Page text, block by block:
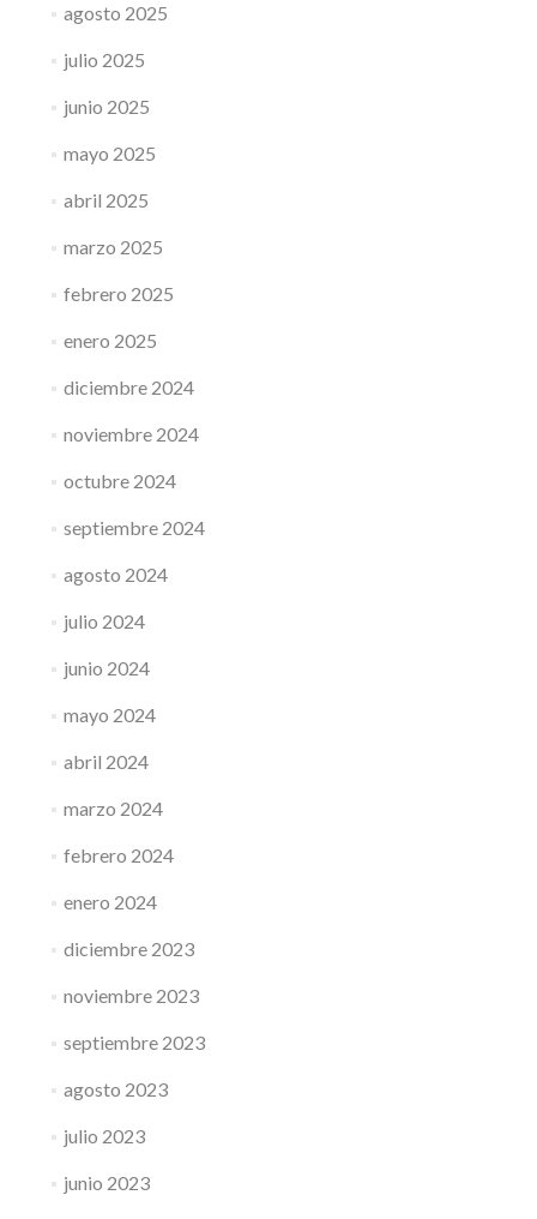
agosto 2025
julio 2025
junio 2025
mayo 2025
abril 2025
marzo 2025
febrero 2025
enero 2025
diciembre 2024
noviembre 2024
octubre 2024
septiembre 2024
agosto 2024
julio 2024
junio 2024
mayo 2024
abril 2024
marzo 2024
febrero 2024
enero 2024
diciembre 2023
noviembre 2023
septiembre 2023
agosto 2023
julio 2023
junio 2023